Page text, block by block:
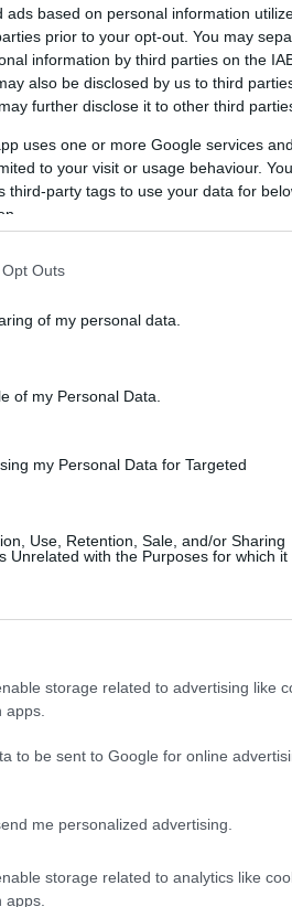
based on personal information
prior to your opt-out. You may
information by third parties on the
also be disclosed by us to third
further disclose it to other third
uses one or more Google services
to your visit or usage behaviour.
third-party tags to use your data for
Outs
of my personal data.
of my Personal Data.
my Personal Data for Targeted
Use, Retention, Sale, and/or Sharing
Unrelated with the Purposes for which it
storage related to advertising like
to be sent to Google for online
me personalized advertising.
storage related to analytics like
és az örökség sokszor a
tisztázni a gyakorlati kérdéseket
nem mindig tulajdoni lap, vételár
Figyelmeztetés: